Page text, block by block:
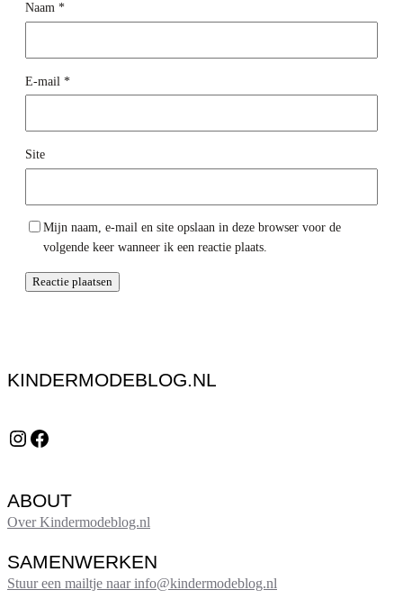
Naam *
E-mail *
Site
Mijn naam, e-mail en site opslaan in deze browser voor de
volgende keer wanneer ik een reactie plaats.
KINDERMODEBLOG.NL
Instagram Facebook
ABOUT
Over Kindermodeblog.nl
SAMENWERKEN
Stuur een mailtje naar info@kindermodeblog.nl